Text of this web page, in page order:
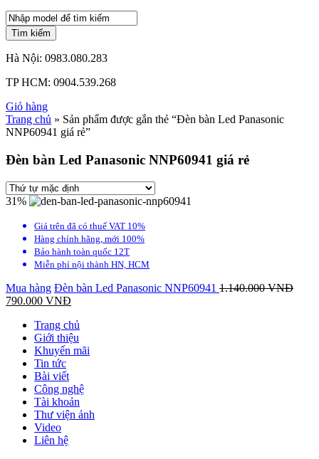
Tìm kiếm
Hà Nội: 0983.080.283
TP HCM: 0904.539.268
Giỏ hàng
Trang chủ » Sản phẩm được gắn thẻ “Đèn bàn Led Panasonic
NNP60941 giá rẻ”
Đèn bàn Led Panasonic NNP60941 giá rẻ
31%
Giá trên đã có thuế VAT 10%
Hàng chính hãng, mới 100%
Bảo hành toàn quốc 12T
Miễn phí nội thành HN, HCM
Mua hàng Đèn bàn Led Panasonic NNP60941 1.140.000VNĐ
790.000 VNĐ
Trang chủ
Giới thiệu
Khuyến mãi
Tin tức
Bài viết
Công nghệ
Tài khoản
Thư viện ảnh
Video
Liên hệ